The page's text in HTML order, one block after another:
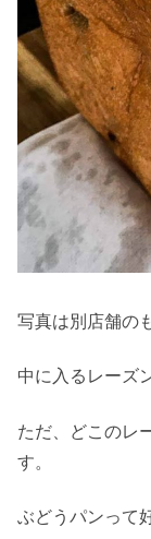
写真は別店舗の
中に入るレーズ
ただ、どこのレ
す。
ぶどうパンって